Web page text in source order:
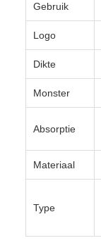
Gebruik
Logo
Dikte
Monster
Absorptie
Materiaal
Type